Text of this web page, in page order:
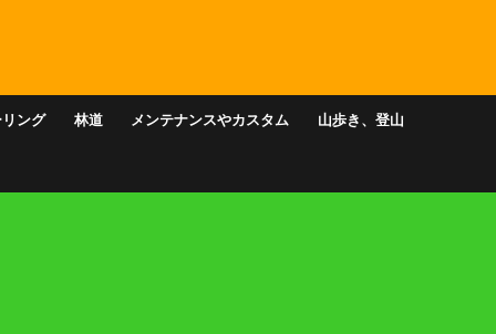
ング 林道 メンテナンスやカスタム 山歩き、登山